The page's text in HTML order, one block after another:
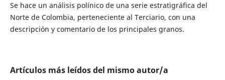
Se hace un análisis polínico de una serie estratigráfica del
Norte de Colombia, perteneciente al Terciario, con una
descripción y comentario de los principales granos.
Artículos más leídos del mismo autor/a